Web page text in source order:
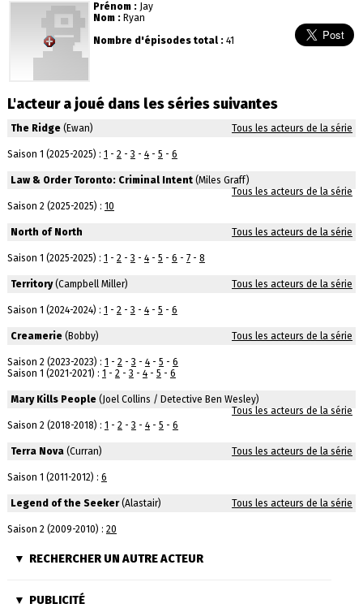
Prénom : Jay
Nom : Ryan
Nombre d'épisodes total : 41
L'acteur a joué dans les séries suivantes
The Ridge(Ewan) Tous les acteurs de la série
Saison 1 (2025-2025) : 1 - 2- 3 - 4- 5 - 6
Law & Order Toronto: Criminal Intent(Miles Graff)
Tous les acteurs de la série
Saison 2 (2025-2025) : 10
North of North Tous les acteurs de la série
Saison 1 (2025-2025) : 1 - 2- 3 - 4- 5 - 6 - 7- 8
Territory(Campbell Miller) Tous les acteurs de la série
Saison 1 (2024-2024) : 1 - 2- 3 - 4- 5 - 6
Creamerie(Bobby) Tous les acteurs de la série
Saison 2 (2023-2023) : 1 - 2- 3 - 4- 5 - 6
Saison 1 (2021-2021) : 1 - 2- 3 - 4- 5 - 6
Mary Kills People(Joel Collins / Detective Ben Wesley)
Tous les acteurs de la série
Saison 2 (2018-2018) : 1 - 2- 3 - 4- 5 - 6
Terra Nova(Curran) Tous les acteurs de la série
Saison 1 (2011-2012) : 6
Legend of the Seeker(Alastair) Tous les acteurs de la série
Saison 2 (2009-2010) : 20
RECHERCHER UN AUTRE ACTEUR
PUBLICITÉ